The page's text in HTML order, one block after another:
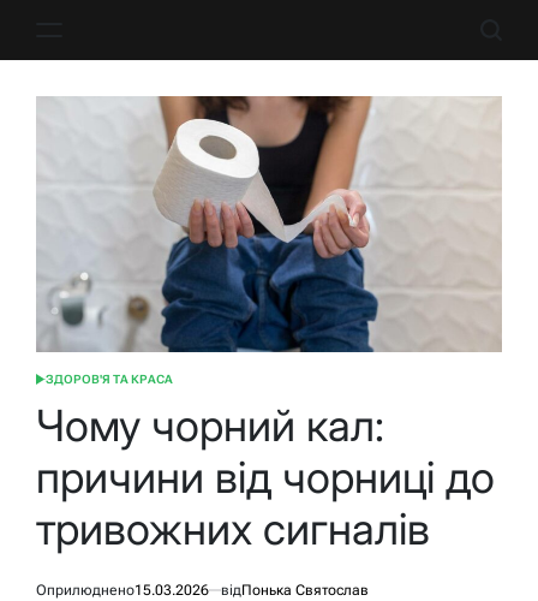
ОПУБЛІКУВАТИ
ЗДОРОВ'Я ТА КРАСА
Чому чорний кал:
причини від чорниці до
тривожних сигналів
Оприлюднено15.03.2026 відПонька Святослав